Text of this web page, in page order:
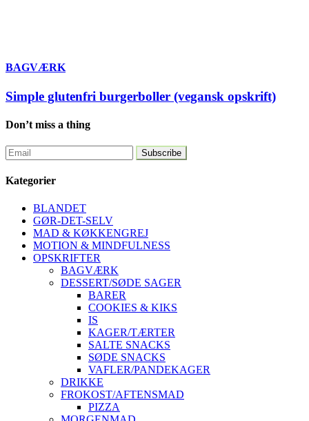
BAGVÆRK
Simple glutenfri burgerboller (vegansk opskrift)
Don’t miss a thing
Kategorier
BLANDET
GØR-DET-SELV
MAD & KØKKENGREJ
MOTION & MINDFULNESS
OPSKRIFTER
BAGVÆRK
DESSERT/SØDE SAGER
BARER
COOKIES & KIKS
IS
KAGER/TÆRTER
SALTE SNACKS
SØDE SNACKS
VAFLER/PANDEKAGER
DRIKKE
FROKOST/AFTENSMAD
PIZZA